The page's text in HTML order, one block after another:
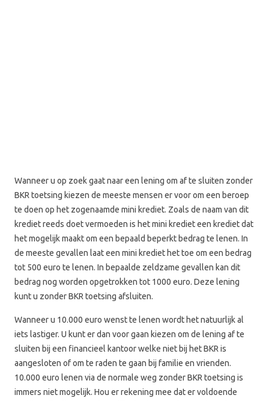
Wanneer u op zoek gaat naar een lening om af te sluiten zonder
BKR toetsing kiezen de meeste mensen er voor om een beroep
te doen op het zogenaamde mini krediet. Zoals de naam van dit
krediet reeds doet vermoeden is het mini krediet een krediet dat
het mogelijk maakt om een bepaald beperkt bedrag te lenen. In
de meeste gevallen laat een mini krediet het toe om een bedrag
tot 500 euro te lenen. In bepaalde zeldzame gevallen kan dit
bedrag nog worden opgetrokken tot 1000 euro. Deze lening
kunt u zonder BKR toetsing afsluiten.
Wanneer u 10.000 euro wenst te lenen wordt het natuurlijk al
iets lastiger. U kunt er dan voor gaan kiezen om de lening af te
sluiten bij een financieel kantoor welke niet bij het BKR is
aangesloten of om te raden te gaan bij familie en vrienden.
10.000 euro lenen via de normale weg zonder BKR toetsing is
immers niet mogelijk. Hou er rekening mee dat er voldoende